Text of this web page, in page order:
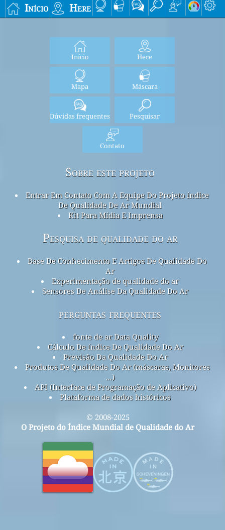
Início Here
Início Here
Mapa Máscara
Dúvidas frequentes Pesquisar
Contato
Sobre este projeto
Entrar Em Contato Com A Equipe Do Projeto índice
De Qualidade De Ar Mundial
Kit Para Mídia E Imprensa
Pesquisa de qualidade do ar
Base De Conhecimento E Artigos De Qualidade Do
Ar
Experimentação de qualidade do ar
Sensores De Análise Da Qualidade Do Ar
perguntas frequentes
fonte de ar Data Quality
Cálculo De índice De Qualidade Do Ar
Previsão Da Qualidade Do Ar
Produtos De Qualidade Do Ar (máscaras, Monitores
...)
API (Interface de Programação de Aplicativo)
Plataforma de dados históricos
© 2008-2025
O Projeto do Índice Mundial de Qualidade do Ar